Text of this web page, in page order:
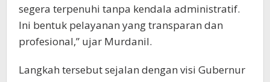
segera terpenuhi tanpa kendala administratif.
Ini bentuk pelayanan yang transparan dan
profesional,” ujar Murdanil.
Langkah tersebut sejalan dengan visi Gubernur